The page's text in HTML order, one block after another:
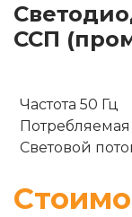
тока
ССП
Частота 50 Гц
Световой